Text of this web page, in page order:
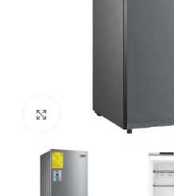
Haga Click para agrandar